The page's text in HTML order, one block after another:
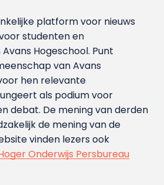
platform voor nieuws
studenten en
Hoge­school. Punt
van Avans
hen relevante
als podium voor
debat. De mening van derden
de mening van de
vinden lezers ook
Onderwijs Persbureau